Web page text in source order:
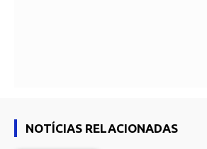
NOTÍCIAS RELACIONADAS